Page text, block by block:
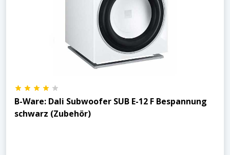
B-Ware: Dali Subwoofer SUB E-12 F Bespannung
schwarz (Zubehör)